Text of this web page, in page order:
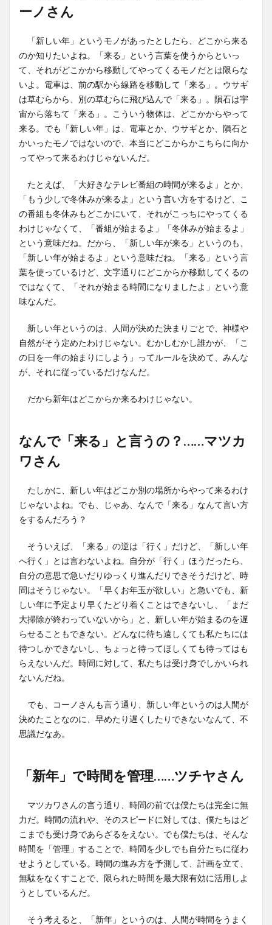
ーノさん
「新しい年」というモノがあったとしたら、どこから来る
のか知りたいよね。「来る」という言葉を使うからといっ
て、それがどこかから移動してやってくるモノだとは限らな
いよ。電車は、前の駅から線路を移動して「来る」。ウサギ
は草むらから、別の草むらに飛び込んで「来る」。隕石は宇
宙から落ちて「来る」。こういう物体は、どこかからやって
来る。でも「新しい年」は、電車とか、ウサギとか、隕石と
かいったモノではないので、本当にどこからかこちらに向か
ってやって来るわけじゃないんだ。
たとえば、「大好きなテレビ番組の時間が来るよ」とか、
「もう少しで冬休みが来るよ」という言い方をするけど、こ
の番組も冬休みもどこかにいて、それがこっちにやってくる
わけじゃなくて、「番組が始まるよ」「冬休みが始まるよ」
という意味だね。だから、「新しい年が来る」というのも、
「新しい年が始まるよ」という意味だね。「来る」という言
葉を使っているけど、文字通りにどこからか移動してくるの
ではなくて、「それが始まる時間になりましたよ」という意
味なんだ。
新しい年というのは、人間が決めた決まりごとで、神様や
自然がそう定めたわけじゃない。むかしむかし誰かが、「こ
の日を一年の始まりにしよう」ってルールを決めて、みんな
が、それに従っているだけなんだ。
だから新年はどこからか来るわけじゃない。
なんで「来る」と言うの？……マツカ
ワさん
たしかに、新しい年はどこか別の場所からやって来るわけ
じゃないよね。でも、じゃあ、なんで「来る」なんて言い方
をするんだろう？
そういえば、「来る」の逆は「行く」だけど、「新しい年
へ行く」とは言わないよね。自分が「行く」ほうだったら、
自分の意思で急いだりゆっくり進んだりできそうだけど、時
間はそうじゃない。「早くお年玉が欲しい」と急いでも、新
しい年に予定より早くたどり着くことはできないし、「まだ
大掃除が終わっていないから」と、新しい年が始まるのを遅
らせることもできない。どんなに待ち遠しくても私たちには
待つしかできないし、ちょっと待ってほしくても待ってはも
らえないんだ。時間に対して、私たちは受け身でしかいられ
ないんだね。
でも、コーノさんも言う通り、新しい年というのは人間が
決めたことなのに、早めたり遅くしたりできないなんて、不
思議だなあ。
「新年」で時間を管理……ツチヤさん
マツカワさんの言う通り、時間の前では僕たちは完全に無
力だ。時間の流れや、そのスピードに対しては、僕たちはど
こまでも受け身であらざるをえない。でも僕たちは、そんな
時間を「管理」することで、時間を少しでも自分たちに従わ
せようとしている。時間の進み方を予測して、計画を立て、
無駄をなくすことで、限られた時間を最大限有効に活用しよ
うとしているんだ。
そう考えると、「新年」というのは、人間が時間をうまく